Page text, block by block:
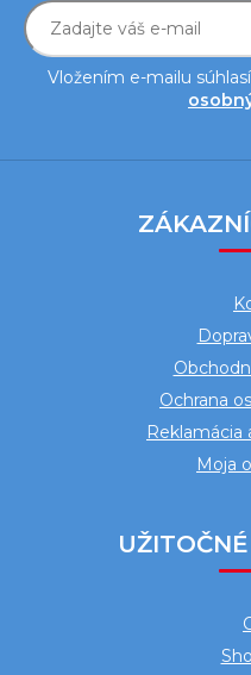
Vložením e-mailu
Ochrana
Reklamácia
Moja